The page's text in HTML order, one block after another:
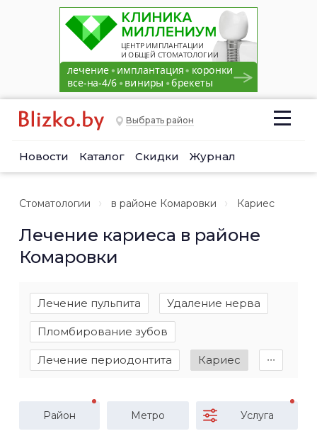
Выбрать район
Новости Каталог Скидки Журнал
Стоматологии в районе Комаровки Кариес
Лечение кариеса в районе
Комаровки
Лечение пульпита Удаление нерва
Пломбирование зубов
Лечение периодонтита Кариес ∙∙∙
Район Метро Услуга